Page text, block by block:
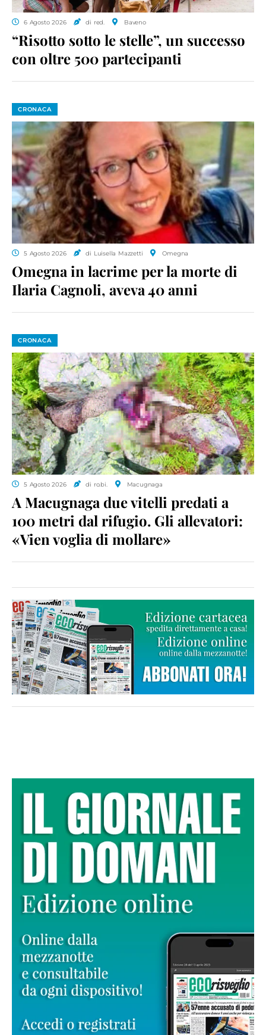
6 Agosto 2026 di red. Baveno
“Risotto sotto le stelle”, un successo
con oltre 500 partecipanti
CRONACA
5 Agosto 2026 di Luisella Mazzetti Omegna
Omegna in lacrime per la morte di
Ilaria Cagnoli, aveva 40 anni
CRONACA
5 Agosto 2026 di ro.bi. Macugnaga
A Macugnaga due vitelli predati a
100 metri dal rifugio. Gli allevatori:
«Vien voglia di mollare»